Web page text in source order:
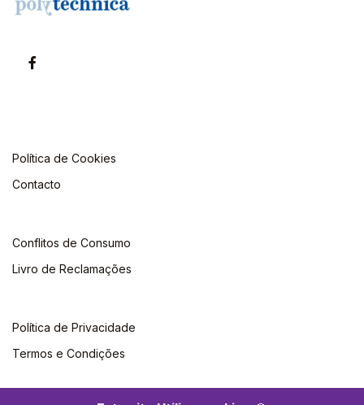
Política de Cookies
Contacto
Conflitos de Consumo
Livro de Reclamações
Política de Privacidade
Termos e Condições